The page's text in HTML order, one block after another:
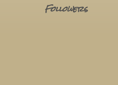
Followers